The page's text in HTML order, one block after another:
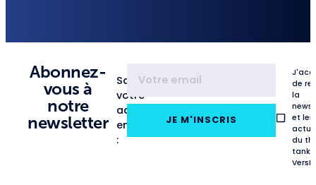
Abonnez-
vous à
notre
newsletter
Saisissez
votre
adresse
email
:
JE M'INSCRIS
de
la
et les
du
tank